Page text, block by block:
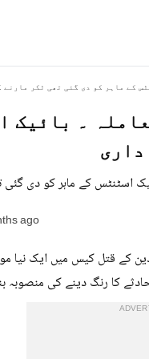
کے ماہر کو دی گئی تھی ٹکر مارنے
۔ بائیک
ago
کے قتل کیس میں ایک نیا
کا رنگ دینے کی منصوبہ